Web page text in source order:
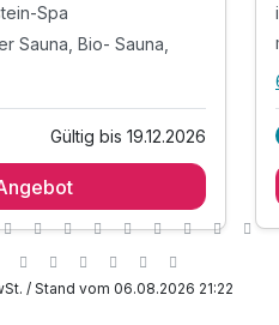
Spa
Sauna, Bio- Sauna,
Spa
Infinity Tauchbecken*
Gültig bis 19.12.2026
/ Stand vom 06.08.2026 21:22